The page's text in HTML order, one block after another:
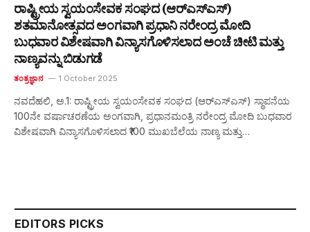
ರಾಷ್ಟ್ರೀಯ ಸ್ವಯಂಸೇವಕ ಸಂಘದ (ಆರ್‌ಎಸ್‌ಎಸ್)
ಶತಮಾನೋತ್ಸವದ ಅಂಗವಾಗಿ ಪ್ರಧಾನಿ ನರೇಂದ್ರ ಮೋದಿ
ಬುಧವಾರ ವಿಶೇಷವಾಗಿ ವಿನ್ಯಾಸಗೊಳಿಸಲಾದ ಅಂಚೆ ಚೀಟಿ ಮತ್ತು
ನಾಣ್ಯವನ್ನು ಬಿಡುಗಡೆ
ತಂತ್ರಜ್ಞಾನ 1 October 2025
ನವದೆಹಲಿ, ಅ.1: ರಾಷ್ಟ್ರೀಯ ಸ್ವಯಂಸೇವಕ ಸಂಘದ (ಆರ್‌ಎಸ್‌ಎಸ್) ಸ್ಥಾಪನೆಯ
100ನೇ ವರ್ಷಾಚರಣೆಯ ಅಂಗವಾಗಿ, ಪ್ರಧಾನಮಂತ್ರಿ ನರೇಂದ್ರ ಮೋದಿ ಬುಧವಾರ
ವಿಶೇಷವಾಗಿ ವಿನ್ಯಾಸಗೊಳಿಸಲಾದ ₹100 ಮುಖಬೆಲೆಯ ನಾಣ್ಯ ಮತ್ತು…
EDITORS PICKS